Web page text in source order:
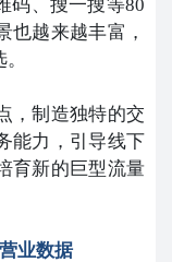
码、搜一搜等80
也越来越丰富，
，制造独特的交
能力，引导线下
育新的巨型流量
业数据